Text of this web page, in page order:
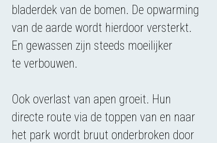
bladerdek van de bomen. De opwarming
van de aarde wordt hierdoor versterkt.
En gewassen zijn steeds moeilijker
te verbouwen.
Ook overlast van apen groeit. Hun
directe route via de toppen van en naar
het park wordt bruut onderbroken door